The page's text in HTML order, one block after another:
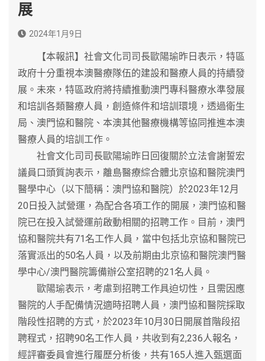
展
2024年1月9日
【本報訊】社會文化司司長歐陽瑜昨日表示，特區
政府十分重視本澳醫療隊伍的建設和醫療人員的持續發
展。未來，特區政府將持續推動澳門專科醫療水準發展
和培訓各類醫療人員，創造條件和培訓環境，透過衛生
局、澳門協和醫院、本澳其他醫療機構等協同推進本澳
醫療人員的培訓工作。
社會文化司司長歐陽瑜昨日回復關於立法會謝誓宏
議員口頭質詢表示，離島醫療綜合體北京協和醫院澳門
醫學中心（以下簡稱：澳門協和醫院）於2023年12月
20日投入試營運，為配合各項工作的開展，澳門協和醫
院已在投入試營運前啟動相關的招聘工作。目前，澳門
協和醫院共有71名工作人員，當中包括北京協和醫院已
落實派出的50名人員，以及前期由北京協和醫院澳門醫
學中心/澳門醫院籌備辦公室招聘的21名人員。
歐陽瑜表示，考慮到招聘工作具迫切性，且需因應
醫院的人手配備情況適時招聘人員，澳門協和醫院採取
階段性招聘的方式，於2023年10月30日開展首階段招
聘程式，招聘90名工作人員，共收到有2,236人報名，
經評審委員會進行履歷分析後，共有165人進入甄選面